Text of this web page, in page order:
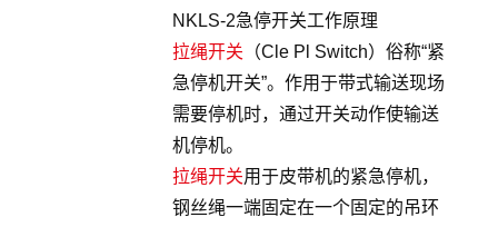
NKLS-2急停开关工作原理
拉绳开关 （Cle Pl Switch）俗称“紧
急停机开关”。作用于带式输送现场
需要停机时，通过开关动作使输送
机停机。
拉绳开关用于皮带机的紧急停机，
钢丝绳一端固定在一个固定的吊环